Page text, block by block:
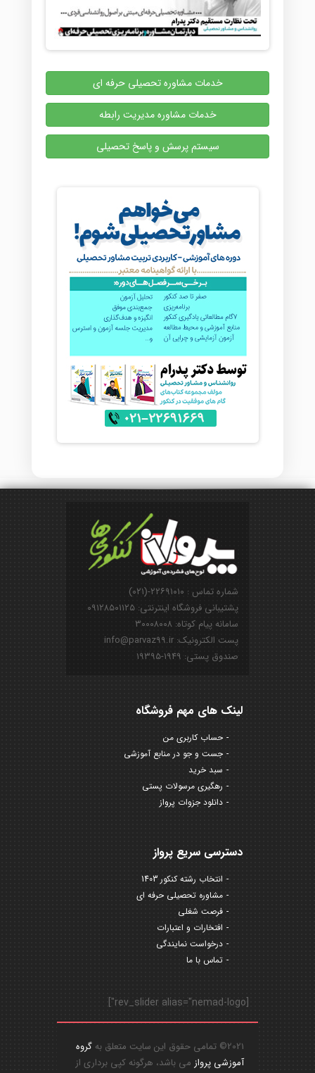
خدمات مشاوره تحصیلی حرفه ای
خدمات مشاوره مدیریت رابطه
سیستم پرسش و پاسخ تحصیلی
شماره تماس : ۲۲۶۹۱۰۱۰-(۰۲۱)
پشتیبانی فروشگاه اینترنتی: ۰۹۱۲۸۵۰۱۱۲۵
سامانه پیام کوتاه: ۳۰۰۰۸۰۰۸
پست الکترونیک: info@parvaz99.ir
صندوق پستی: ۱۹۴۹-۱۹۳۹۵
لینک های مهم فروشگاه
حساب کاربری من
جست و جو در منابع آموزشی
سبد خرید
رهگیری مرسولات پستی
دانلود جزوات پرواز
دسترسی سریع پرواز
انتخاب رشته کنکور 1403
مشاوره تحصیلی حرفه ای
فرصت شغلی
افتخارات و اعتبارات
درخواست نمایندگی
تماس با ما
[rev_slider alias="nemad-logo"]
2021© تمامی حقوق این سایت متعلق به
گروه
آموزشی پرواز می باشد، هرگونه کپی برداری از